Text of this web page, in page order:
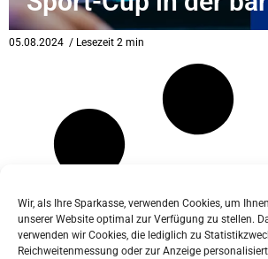
Wir, als Ihre Sparkasse, verwenden Cookies, um
unserer Website optimal zur Verfügung zu stellen.
verwenden wir Cookies, die lediglich zu
Reichweitenmessung oder zur Anzeige
05.08.2024 / Lesezeit 2 min